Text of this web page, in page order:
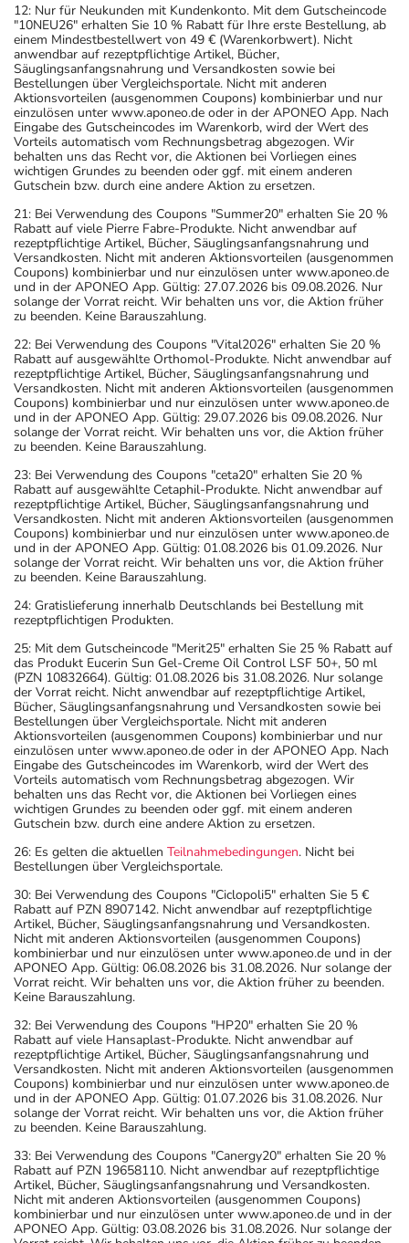
12: Nur für Neukunden mit Kundenkonto. Mit dem Gutscheincode
"10NEU26" erhalten Sie 10 % Rabatt für Ihre erste Bestellung, ab
einem Mindestbestellwert von 49 € (Warenkorbwert). Nicht
anwendbar auf rezeptpflichtige Artikel, Bücher,
Säuglingsanfangsnahrung und Versandkosten sowie bei
Bestellungen über Vergleichsportale. Nicht mit anderen
Aktionsvorteilen (ausgenommen Coupons) kombinierbar und nur
einzulösen unter www.aponeo.de oder in der APONEO App. Nach
Eingabe des Gutscheincodes im Warenkorb, wird der Wert des
Vorteils automatisch vom Rechnungsbetrag abgezogen. Wir
behalten uns das Recht vor, die Aktionen bei Vorliegen eines
wichtigen Grundes zu beenden oder ggf. mit einem anderen
Gutschein bzw. durch eine andere Aktion zu ersetzen.
21: Bei Verwendung des Coupons "Summer20" erhalten Sie 20 %
Rabatt auf viele Pierre Fabre-Produkte. Nicht anwendbar auf
rezeptpflichtige Artikel, Bücher, Säuglingsanfangsnahrung und
Versandkosten. Nicht mit anderen Aktionsvorteilen (ausgenommen
Coupons) kombinierbar und nur einzulösen unter www.aponeo.de
und in der APONEO App. Gültig: 27.07.2026 bis 09.08.2026. Nur
solange der Vorrat reicht. Wir behalten uns vor, die Aktion früher
zu beenden. Keine Barauszahlung.
22: Bei Verwendung des Coupons "Vital2026" erhalten Sie 20 %
Rabatt auf ausgewählte Orthomol-Produkte. Nicht anwendbar auf
rezeptpflichtige Artikel, Bücher, Säuglingsanfangsnahrung und
Versandkosten. Nicht mit anderen Aktionsvorteilen (ausgenommen
Coupons) kombinierbar und nur einzulösen unter www.aponeo.de
und in der APONEO App. Gültig: 29.07.2026 bis 09.08.2026. Nur
solange der Vorrat reicht. Wir behalten uns vor, die Aktion früher
zu beenden. Keine Barauszahlung.
23: Bei Verwendung des Coupons "ceta20" erhalten Sie 20 %
Rabatt auf ausgewählte Cetaphil-Produkte. Nicht anwendbar auf
rezeptpflichtige Artikel, Bücher, Säuglingsanfangsnahrung und
Versandkosten. Nicht mit anderen Aktionsvorteilen (ausgenommen
Coupons) kombinierbar und nur einzulösen unter www.aponeo.de
und in der APONEO App. Gültig: 01.08.2026 bis 01.09.2026. Nur
solange der Vorrat reicht. Wir behalten uns vor, die Aktion früher
zu beenden. Keine Barauszahlung.
24: Gratislieferung innerhalb Deutschlands bei Bestellung mit
rezeptpflichtigen Produkten.
25: Mit dem Gutscheincode "Merit25" erhalten Sie 25 % Rabatt auf
das Produkt Eucerin Sun Gel-Creme Oil Control LSF 50+, 50 ml
(PZN 10832664). Gültig: 01.08.2026 bis 31.08.2026. Nur solange
der Vorrat reicht. Nicht anwendbar auf rezeptpflichtige Artikel,
Bücher, Säuglingsanfangsnahrung und Versandkosten sowie bei
Bestellungen über Vergleichsportale. Nicht mit anderen
Aktionsvorteilen (ausgenommen Coupons) kombinierbar und nur
einzulösen unter www.aponeo.de oder in der APONEO App. Nach
Eingabe des Gutscheincodes im Warenkorb, wird der Wert des
Vorteils automatisch vom Rechnungsbetrag abgezogen. Wir
behalten uns das Recht vor, die Aktionen bei Vorliegen eines
wichtigen Grundes zu beenden oder ggf. mit einem anderen
Gutschein bzw. durch eine andere Aktion zu ersetzen.
26: Es gelten die aktuellen Teilnahmebedingungen. Nicht bei
Bestellungen über Vergleichsportale.
30: Bei Verwendung des Coupons "Ciclopoli5" erhalten Sie 5 €
Rabatt auf PZN 8907142. Nicht anwendbar auf rezeptpflichtige
Artikel, Bücher, Säuglingsanfangsnahrung und Versandkosten.
Nicht mit anderen Aktionsvorteilen (ausgenommen Coupons)
kombinierbar und nur einzulösen unter www.aponeo.de und in der
APONEO App. Gültig: 06.08.2026 bis 31.08.2026. Nur solange der
Vorrat reicht. Wir behalten uns vor, die Aktion früher zu beenden.
Keine Barauszahlung.
32: Bei Verwendung des Coupons "HP20" erhalten Sie 20 %
Rabatt auf viele Hansaplast-Produkte. Nicht anwendbar auf
rezeptpflichtige Artikel, Bücher, Säuglingsanfangsnahrung und
Versandkosten. Nicht mit anderen Aktionsvorteilen (ausgenommen
Coupons) kombinierbar und nur einzulösen unter www.aponeo.de
und in der APONEO App. Gültig: 01.07.2026 bis 31.08.2026. Nur
solange der Vorrat reicht. Wir behalten uns vor, die Aktion früher
zu beenden. Keine Barauszahlung.
33: Bei Verwendung des Coupons "Canergy20" erhalten Sie 20 %
Rabatt auf PZN 19658110. Nicht anwendbar auf rezeptpflichtige
Artikel, Bücher, Säuglingsanfangsnahrung und Versandkosten.
Nicht mit anderen Aktionsvorteilen (ausgenommen Coupons)
kombinierbar und nur einzulösen unter www.aponeo.de und in der
APONEO App. Gültig: 03.08.2026 bis 31.08.2026. Nur solange der